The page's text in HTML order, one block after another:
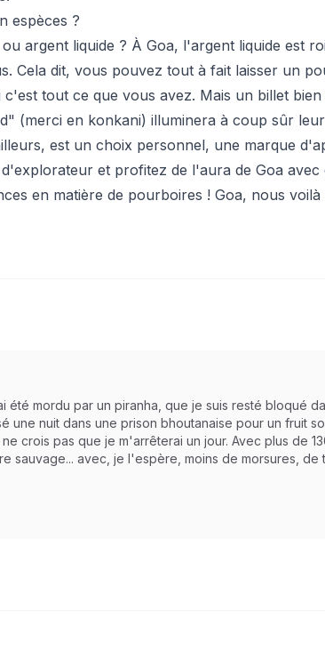
espèces ?
argent liquide ? À Goa, l'argent liquide est
Cela dit, vous pouvez tout à fait laisser un
tout ce que vous avez. Mais un billet
(merci en konkani) illuminera à coup sûr leur
est un choix personnel, une marque
et profitez de l'aura de Goa avec
en matière de pourboires ! Goa, nous voilà
été mordu par un piranha, que je suis resté bloqué
une nuit dans une prison bhoutanaise pour un fruit
crois pas que je m'arrêterai un jour. Avec plus de
sauvage... avec, je l'espère, moins de morsures, de